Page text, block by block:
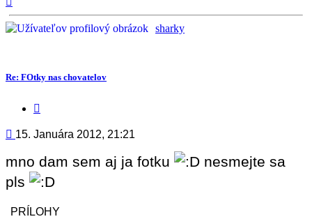
sharky
Re: FOtky nas chovatelov
Príspevok
15. Januára 2012, 21:21
mno dam sem aj ja fotku
nesmejte sa
pls
PRÍLOHY